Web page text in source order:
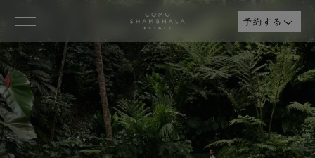
予約する